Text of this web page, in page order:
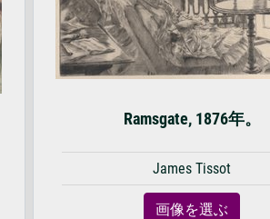
Ramsgate, 1876年。
James Tissot
画像を選ぶ